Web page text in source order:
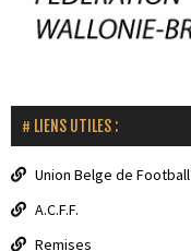
LIENS UTILES :
Union Belge de Football
A.C.F.F.
Remises